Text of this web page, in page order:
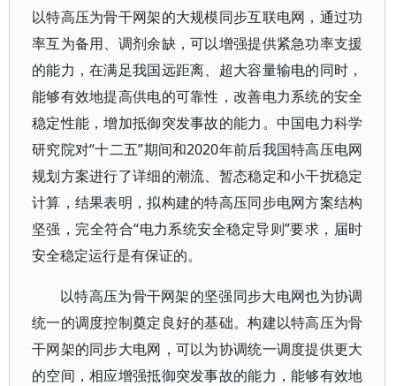
以特高压为骨干网架的大规模同步互联电网，通过功
率互为备用、调剂余缺，可以增强提供紧急功率支援
的能力，在满足我国远距离、超大容量输电的同时，
能够有效地提高供电的可靠性，改善电力系统的安全
稳定性能，增加抵御突发事故的能力。中国电力科学
研究院对“十二五”期间和2020年前后我国特高压电网
规划方案进行了详细的潮流、暂态稳定和小干扰稳定
计算，结果表明，拟构建的特高压同步电网方案结构
坚强，完全符合“电力系统安全稳定导则”要求，届时
安全稳定运行是有保证的。
以特高压为骨干网架的坚强同步大电网也为协调
统一的调度控制奠定良好的基础。构建以特高压为骨
干网架的同步大电网，可以为协调统一调度提供更大
的空间，相应增强抵御突发事故的能力，能够有效地